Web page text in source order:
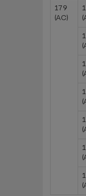
179
(AC)